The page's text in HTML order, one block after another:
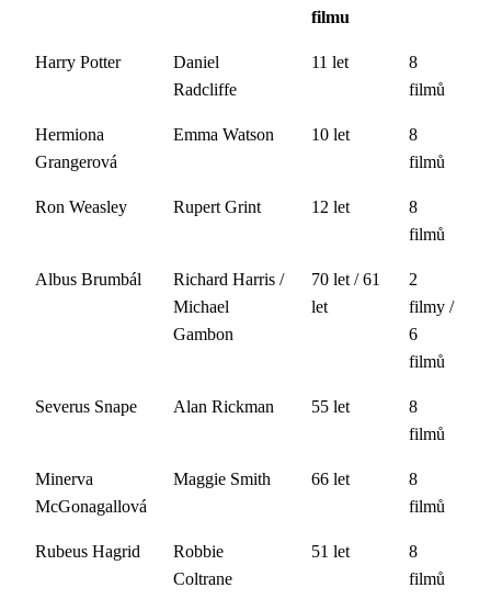
filmu
Harry Potter
Daniel
Radcliffe
11 let
8
filmů
Hermiona
Grangerová
Emma Watson 10 let
8
filmů
Ron Weasley Rupert Grint 12 let
8
filmů
Albus Brumbál
Richard Harris /
Michael
Gambon
70 let / 61
let
2
filmy /
6
filmů
Severus Snape Alan Rickman 55 let
8
filmů
Minerva
McGonagallová
Maggie Smith 66 let
8
filmů
Rubeus Hagrid
Robbie
Coltrane
51 let
8
filmů